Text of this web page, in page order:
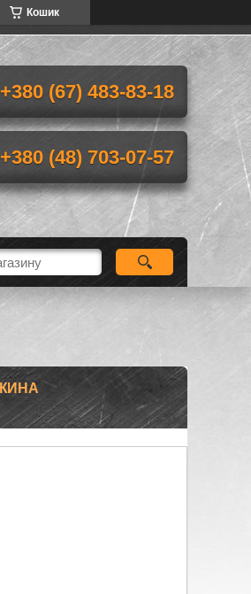
Кошик
+380 (67) 483-83-18
+380 (48) 703-07-57